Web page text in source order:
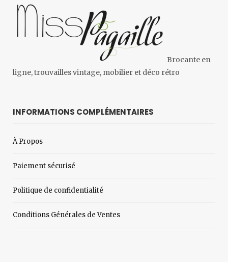
Brocante en
ligne, trouvailles vintage, mobilier et déco rétro
INFORMATIONS COMPLÉMENTAIRES
À Propos
Paiement sécurisé
Politique de confidentialité
Conditions Générales de Ventes